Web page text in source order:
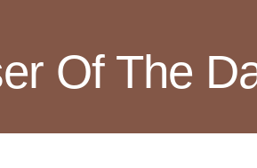
Of The